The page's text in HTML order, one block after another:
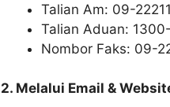
Talian Am: 09-
Talian Aduan:
Nombor Faks: 09-
2. Melalui Email &